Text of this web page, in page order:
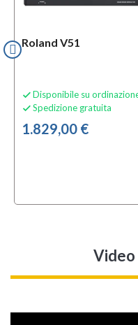
Roland V51
 Disponibile su
 Spedizione gratuita
1.829,00 €
Video